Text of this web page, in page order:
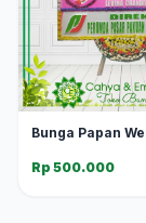
Bunga Papan
Rp 500.000